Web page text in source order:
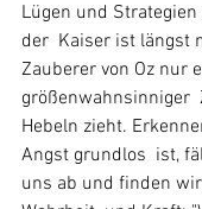
Lügen und
der  Kaiser ist längst
Zauberer von Oz nur
größenwahnsinniger
Hebeln zieht.
Angst grundlos  ist,
uns ab und finden